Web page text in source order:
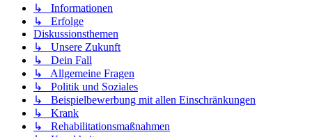
↳ Informationen
↳ Erfolge
Diskussionsthemen
↳ Unsere Zukunft
↳ Dein Fall
↳ Allgemeine Fragen
↳ Politik und Soziales
↳ Beispielbewerbung mit allen Einschränkungen
↳ Krank
↳ Rehabilitationsmaßnahmen